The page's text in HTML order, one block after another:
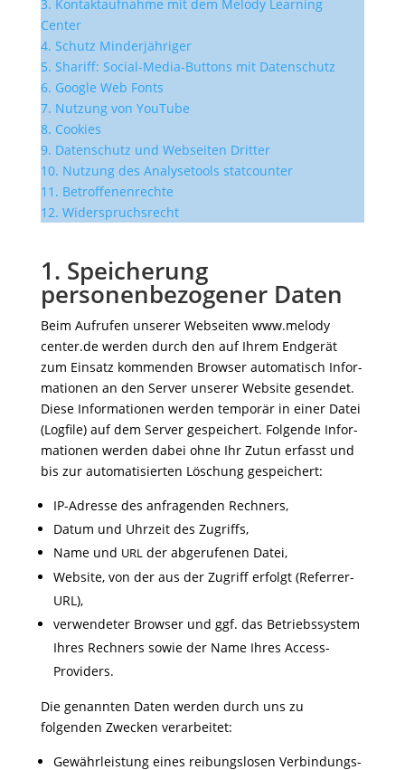
3. Kontakt­auf­nahme mit dem Melody Lear­ning
Center
4. Schutz Minder­jäh­riger
5. Shariff: Social-Media-Buttons mit Daten­schutz
6. Google Web Fonts
7. Nutzung von YouTube
8. Cookies
9. Daten­schutz und Webseiten Dritter
10. Nutzung des Analy­se­tools stat­counter
11. Betrof­fe­nen­rechte
12. Wider­spruchs­recht
1. Speicherung
personenbezogener Daten
Beim Aufrufen unserer Webseiten www​.melo​dy​
center​.dewerden durch den auf Ihrem Endgerät
zum Einsatz kommenden Browser auto­ma­tisch Infor­
ma­tionen an den Server unserer Website gesendet.
Diese Infor­ma­tionen werden temporär in einer Datei
(Logfile) auf dem Server gespei­chert. Folgende Infor­
ma­tionen werden dabei ohne Ihr Zutun erfasst und
bis zur auto­ma­ti­sierten Löschung gespeichert:
IP-Adresse des anfra­genden Rechners,
Datum und Uhrzeit des Zugriffs,
Name und URLder abge­ru­fenen Datei,
Website, von der aus der Zugriff erfolgt (Referrer-
URL),
verwen­deter Browser und ggf. das Betriebs­system
Ihres Rech­ners sowie der Name Ihres Access-
Providers.
Die genannten Daten werden durch uns zu
folgenden Zwecken verarbeitet:
Gewähr­leis­tung eines reibungs­losen Verbin­dungs­